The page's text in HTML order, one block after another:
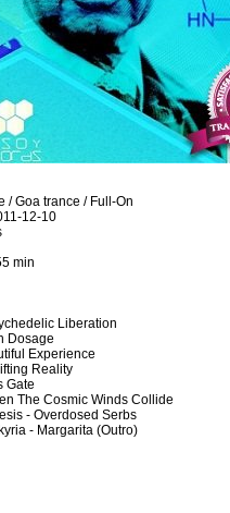
/ Goa trance / Full-On
12-10
min
Liberation
Dosage
Experience
Reality
Gate
The Cosmic Winds Collide
- Overdosed Serbs
- Margarita (Outro)